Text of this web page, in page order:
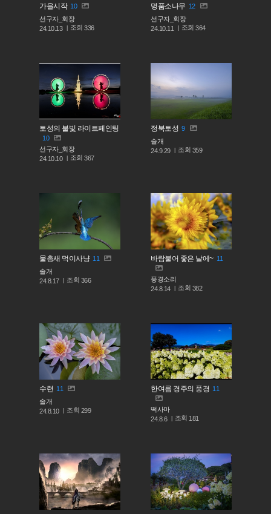
가을시작 10
선구자_회장
24.10.13
조회336
명품소나무 12
선구자_회장
24.10.11
조회364
토성의 불빛 라이트페인팅
10
선구자_회장
24.10.10
조회367
정북토성 9
솔개
24.9.29
조회 359
물총새 먹이사냥 11
솔개
24.8.17
조회 366
바람불어 좋은 날에~ 11
풍경소리
24.8.14
조회 382
수련 11
솔개
24.8.10
조회 299
한여름 경주의 풍경 11
떡사마
24.8.6
조회 181